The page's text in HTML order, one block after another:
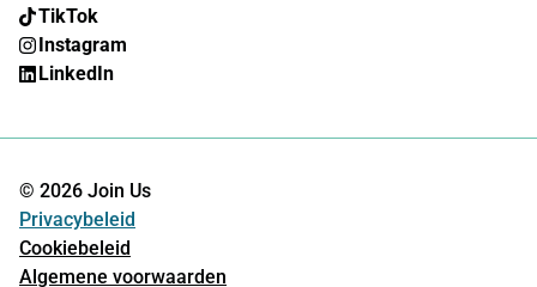
TikTok
Instagram
LinkedIn
© 2026 Join Us
Privacybeleid
Cookiebeleid
Algemene voorwaarden